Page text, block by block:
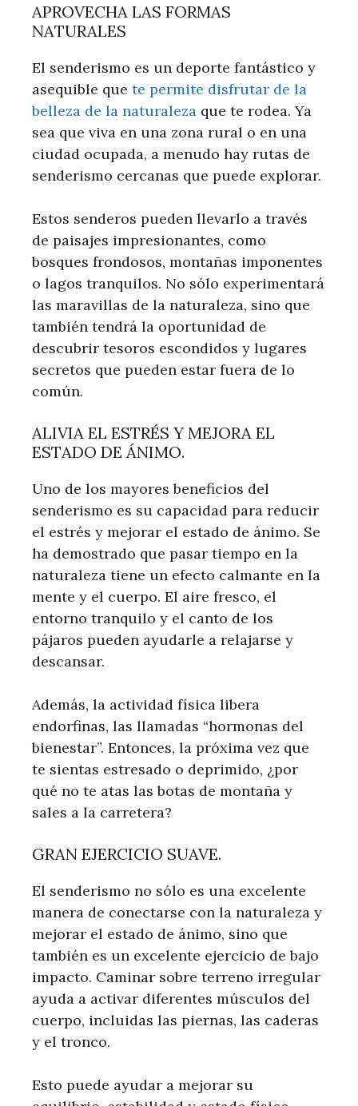
APROVECHA LAS FORMAS
NATURALES
El senderismo es un deporte fantástico y
asequible que te permite disfrutar de la
belleza de la naturaleza que te rodea. Ya
sea que viva en una zona rural o en una
ciudad ocupada, a menudo hay rutas de
senderismo cercanas que puede explorar.
Estos senderos pueden llevarlo a través
de paisajes impresionantes, como
bosques frondosos, montañas imponentes
o lagos tranquilos. No sólo experimentará
las maravillas de la naturaleza, sino que
también tendrá la oportunidad de
descubrir tesoros escondidos y lugares
secretos que pueden estar fuera de lo
común.
ALIVIA EL ESTRÉS Y MEJORA EL
ESTADO DE ÁNIMO.
Uno de los mayores beneficios del
senderismo es su capacidad para reducir
el estrés y mejorar el estado de ánimo. Se
ha demostrado que pasar tiempo en la
naturaleza tiene un efecto calmante en la
mente y el cuerpo. El aire fresco, el
entorno tranquilo y el canto de los
pájaros pueden ayudarle a relajarse y
descansar.
Además, la actividad física libera
endorfinas, las llamadas “hormonas del
bienestar”. Entonces, la próxima vez que
te sientas estresado o deprimido, ¿por
qué no te atas las botas de montaña y
sales a la carretera?
GRAN EJERCICIO SUAVE.
El senderismo no sólo es una excelente
manera de conectarse con la naturaleza y
mejorar el estado de ánimo, sino que
también es un excelente ejercicio de bajo
impacto. Caminar sobre terreno irregular
ayuda a activar diferentes músculos del
cuerpo, incluidas las piernas, las caderas
y el tronco.
Esto puede ayudar a mejorar su